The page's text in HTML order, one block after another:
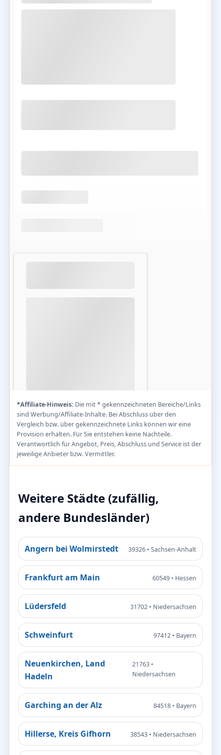
*Affiliate-Hinweis: Die mit * gekennzeichneten Bereiche/Links
sind Werbung/Affiliate-Inhalte. Bei Abschluss über den
Vergleich bzw. über gekennzeichnete Links können wir eine
Provision erhalten. Für Sie entstehen keine Nachteile.
Verantwortlich für Angebot, Preis, Abschluss und Service ist der
jeweilige Anbieter bzw. Vermittler.
Weitere Städte (zufällig,
andere Bundesländer)
Angern bei Wolmirstedt 39326 • Sachsen-Anhalt
Frankfurt am Main 60549 • Hessen
Lüdersfeld 31702 • Niedersachsen
Schweinfurt 97412 • Bayern
Neuenkirchen, Land
Hadeln
21763 •
Niedersachsen
Garching an der Alz 84518 • Bayern
Hillerse, Kreis Gifhorn 38543 • Niedersachsen